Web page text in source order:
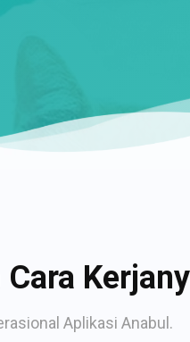
Aplikasi Anabul.